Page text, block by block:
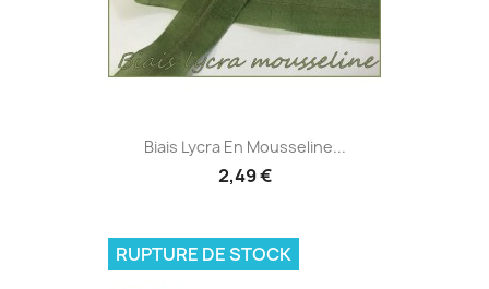
Biais Lycra En Mousseline...
2,49 €
RUPTURE DE STOCK